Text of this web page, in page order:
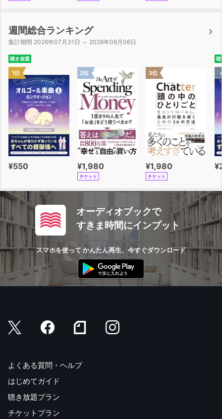
週間総合ランキング
集計期間 2026年07月31日 ～ 2026年08月06日
聴き放題
1位
¥550
2位
¥1,980
チケット
3位
¥1,980
チケット
聴
オーディオブックで
すきま時間にインプット
スマホを使って かんたん再生、今すぐダウンロード
よくある質問・ヘルプ
はじめてガイド
聴き放題プラン
チケットプラン